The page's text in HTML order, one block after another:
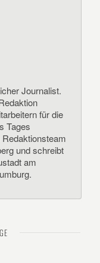
Journalist.
für die
Tages
und schreibt
am